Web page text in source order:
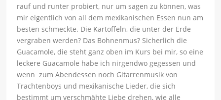
rauf und runter probiert, nur um sagen zu können, was
mir eigentlich von all dem mexikanischen Essen nun am
besten schmeckte. Die Kartoffeln, die unter der Erde
vergraben werden? Das Bohnenmus? Sicherlich die
Guacamole, die steht ganz oben im Kurs bei mir, so eine
leckere Guacamole habe ich nirgendwo gegessen und
wenn zum Abendessen noch Gitarrenmusik von
Trachtenboys und mexikanische Lieder, die sich
bestimmt um verschmähte Liebe drehen, wie alle